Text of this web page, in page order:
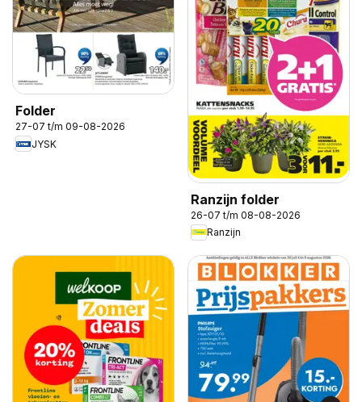
Folder
27-07 t/m 09-08-2026
JYSK
Ranzijn folder
26-07 t/m 08-08-2026
Ranzijn